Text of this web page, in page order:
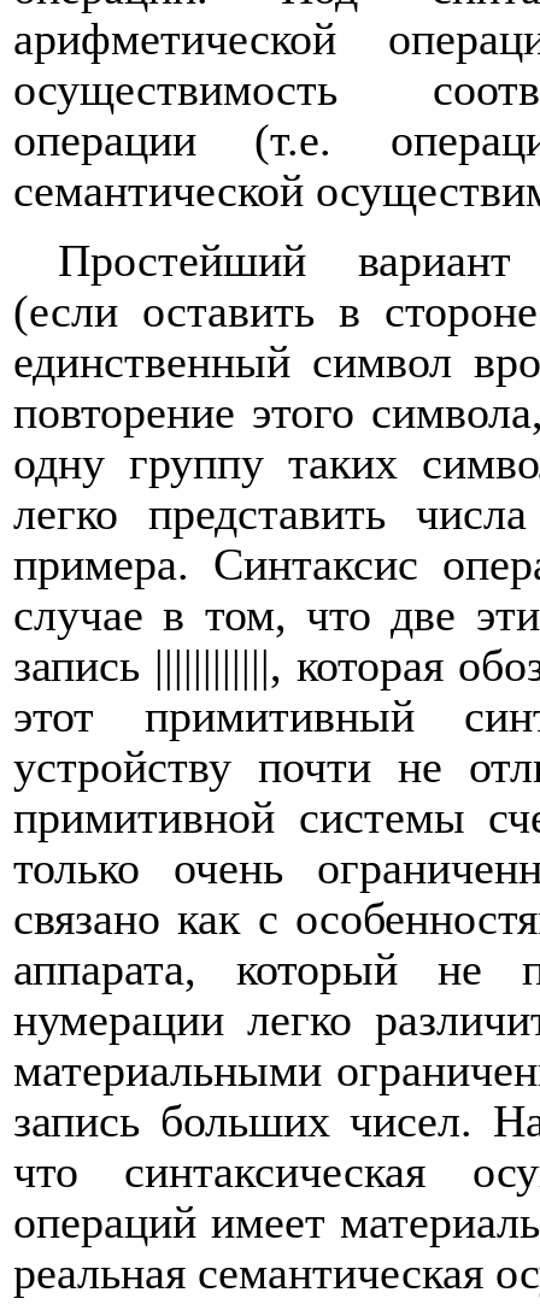
арифметической
осуществимость
операции (т.е.
семантической
Простейший вариант
(если оставить в
единственный символ
повторение этого
одну группу таких
легко представить
примера. Синтаксис
случае в том, что две
запись ||||||||||||, которая
этот примитивный
устройству почти не
примитивной системы
только очень
связано как с
аппарата, который не
нумерации легко
материальными
запись больших чисел.
что синтаксическая
операций имеет
реальная семантическая